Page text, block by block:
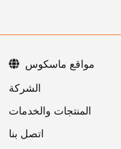
اتصل بنا
مواقع ماسكوس